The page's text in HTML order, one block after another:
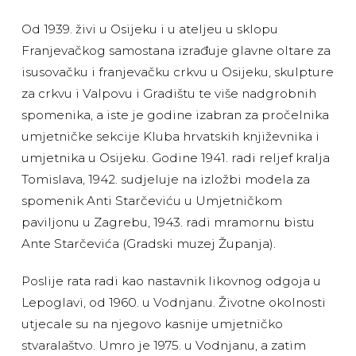
Od 1939. živi u Osijeku i u ateljeu u sklopu
Franjevačkog samostana izrađuje glavne oltare za
isusovačku i franjevačku crkvu u Osijeku, skulpture
za crkvu i Valpovu i Gradištu te više nadgrobnih
spomenika, a iste je godine izabran za pročelnika
umjetničke sekcije Kluba hrvatskih književnika i
umjetnika u Osijeku. Godine 1941. radi reljef kralja
Tomislava, 1942. sudjeluje na izložbi modela za
spomenik Anti Starčeviću u Umjetničkom
paviljonu u Zagrebu, 1943. radi mramornu bistu
Ante Starčevića (Gradski muzej Županja).
Poslije rata radi kao nastavnik likovnog odgoja u
Lepoglavi, od 1960. u Vodnjanu. Životne okolnosti
utjecale su na njegovo kasnije umjetničko
stvaralaštvo. Umro je 1975. u Vodnjanu, a zatim